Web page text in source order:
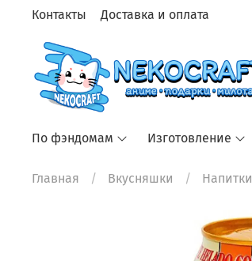
Контакты Доставка и оплата
По фэндомам Изготовление
Главная Вкусняшки Напитки